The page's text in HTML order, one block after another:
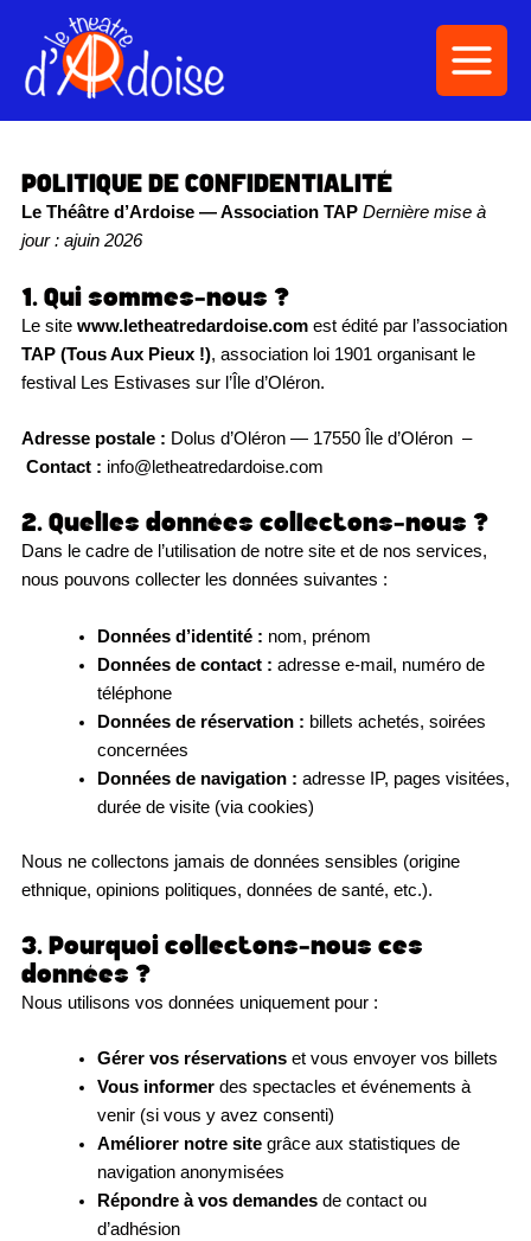
contenu
POLITIQUE DE CONFIDENTIALITÉ
Le Théâtre d’Ardoise — Association TAP Dernière mise à
jour : ajuin 2026
1. Qui sommes-nous ?
Le site www.letheatredardoise.comest édité par l’association
TAP (Tous Aux Pieux !), association loi 1901 organisant le
festival Les Estivases sur l’Île d’Oléron.
Adresse postale : Dolus d’Oléron — 17550 Île d’Oléron –
Contact : info@letheatredardoise.com
2. Quelles données collectons-nous ?
Dans le cadre de l’utilisation de notre site et de nos services,
nous pouvons collecter les données suivantes :
Données d’identité : nom, prénom
Données de contact : adresse e-mail, numéro de
téléphone
Données de réservation : billets achetés, soirées
concernées
Données de navigation : adresse IP, pages visitées,
durée de visite (via cookies)
Nous ne collectons jamais de données sensibles (origine
ethnique, opinions politiques, données de santé, etc.).
3. Pourquoi collectons-nous ces
données ?
Nous utilisons vos données uniquement pour :
Gérer vos réservationset vous envoyer vos billets
Vous informerdes spectacles et événements à
venir (si vous y avez consenti)
Améliorer notre sitegrâce aux statistiques de
navigation anonymisées
Répondre à vos demandesde contact ou
d’adhésion